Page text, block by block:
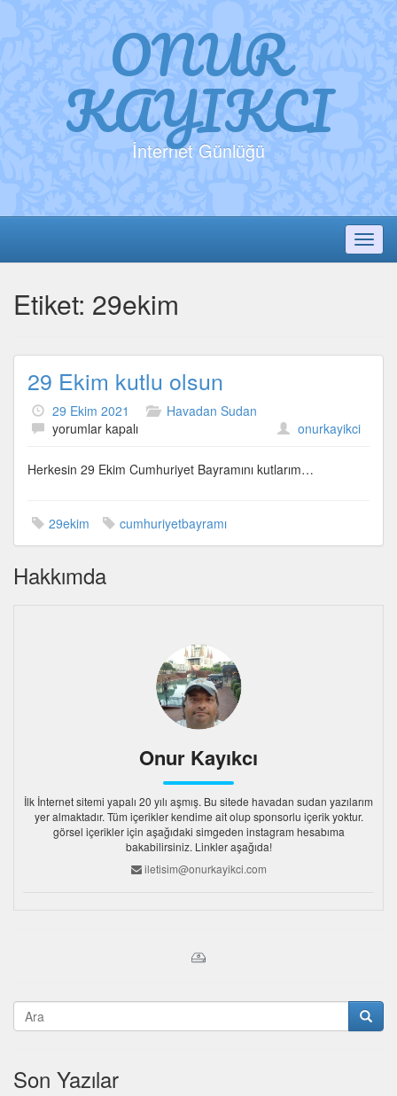
ONUR
KAYIKCI
İnternet Günlüğü
Etiket: 29ekim
29 Ekim kutlu olsun
29 Ekim 2021
Havadan Sudan
29
kutlu
yorumlar kapalı onurkayikci
Herkesin 29 Ekim Cumhuriyet Bayramını kutlarım…
29ekim cumhuriyetbayramı
Hakkımda
Onur Kayıkcı
İlk İnternet sitemi yapalı 20 yılı aşmış. Bu sitede havadan sudan yazılarım
yer almaktadır. Tüm içerikler kendime ait olup sponsorlu içerik yoktur.
görsel içerikler için aşağıdaki simgeden instagram hesabıma
bakabilirsiniz. Linkler aşağıda!
iletisim@onurkayikci.com
Son Yazılar